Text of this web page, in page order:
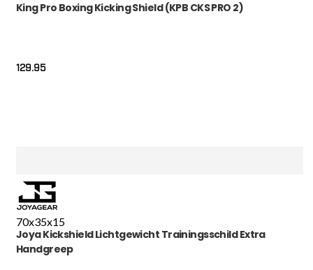
King Pro Boxing Kicking Shield (KPB CKS PRO 2)
129.95
70x35x15
Joya Kickshield Lichtgewicht Trainingsschild Extra
Handgreep